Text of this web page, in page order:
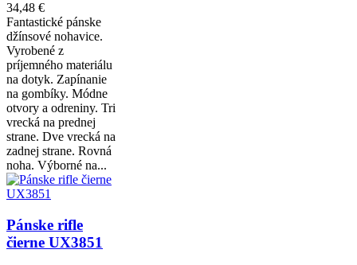
34,48 €
Fantastické pánske
džínsové nohavice.
Vyrobené z
príjemného materiálu
na dotyk. Zapínanie
na gombíky. Módne
otvory a odreniny. Tri
vrecká na prednej
strane. Dve vrecká na
zadnej strane. Rovná
noha. Výborné na...
Pánske rifle
čierne UX3851